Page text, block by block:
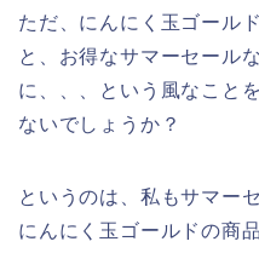
ただ、にんにく玉ゴール
と、お得なサマーセール
に、、、という風なこと
ないでしょうか？
というのは、私もサマー
にんにく玉ゴールドの商